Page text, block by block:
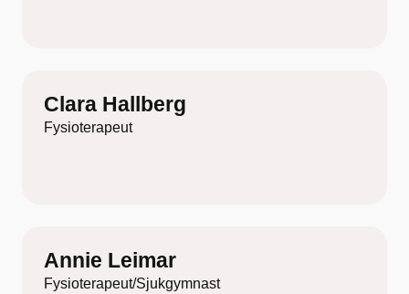
Clara Hallberg
Fysioterapeut
Annie Leimar
Fysioterapeut/Sjukgymnast